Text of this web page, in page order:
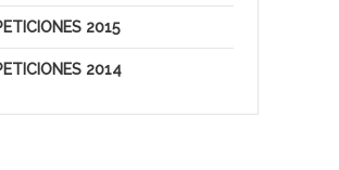
2015
2014